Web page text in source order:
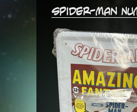
Spider-Man